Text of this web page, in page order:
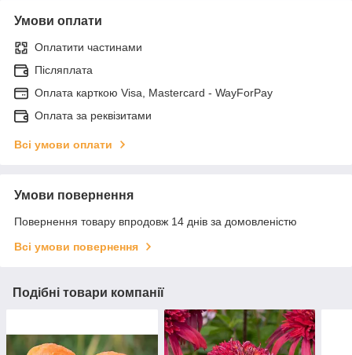
Умови оплати
Оплатити частинами
Післяплата
Оплата карткою Visa, Mastercard - WayForPay
Оплата за реквізитами
Всі умови оплати
Умови повернення
Повернення товару впродовж 14 днів за домовленістю
Всі умови повернення
Подібні товари компанії